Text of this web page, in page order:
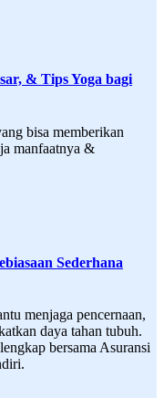
& Tips Yoga bagi
bisa memberikan
manfaatnya &
Sederhana
menjaga pencernaan,
daya tahan tubuh.
bersama Asuransi